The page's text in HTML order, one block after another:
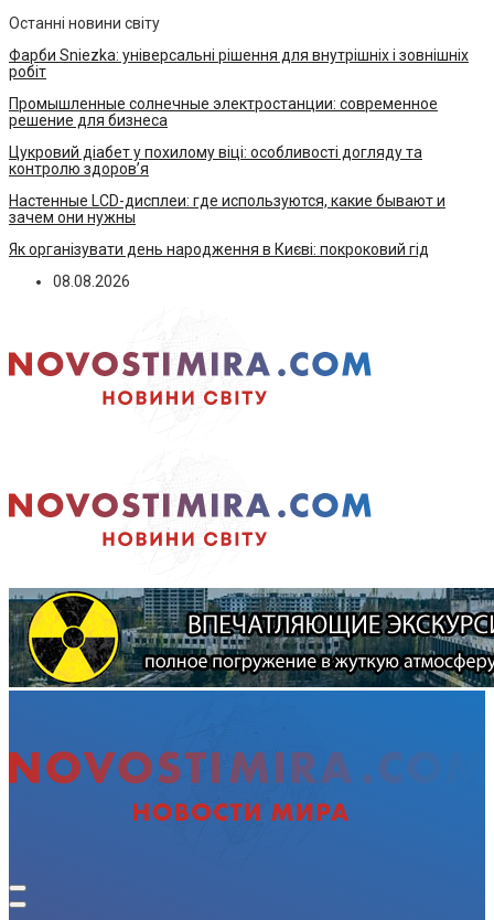
Останні новини світу
Фарби Sniezka: універсальні рішення для внутрішніх і зовнішніх
робіт
Промышленные солнечные электростанции: современное
решение для бизнеса
Цукровий діабет у похилому віці: особливості догляду та
контролю здоров’я
Настенные LCD-дисплеи: где используются, какие бывают и
зачем они нужны
Як організувати день народження в Києві: покроковий гід
08.08.2026